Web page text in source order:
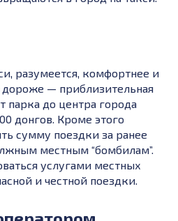
разумеется, комфортнее и
— приблизительная
парка до центра города
донгов. Кроме этого
сумму поездки за ранее
местным “бомбилам”.
услугами местных
и честной поездки.